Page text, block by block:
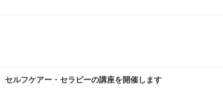
セルフケアー・セラピーの講座を開催します